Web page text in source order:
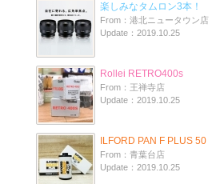
楽しみなタムロン3本！
From：港北ニュータウン店
Update：2019.10.25
Rollei RETRO400s
From：王禅寺店
Update：2019.10.25
ILFORD PAN F PLUS 50
From：青葉台店
Update：2019.10.25